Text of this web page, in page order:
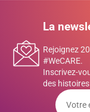
La
Rejoignez
#WeCARE.
Inscrivez-
des